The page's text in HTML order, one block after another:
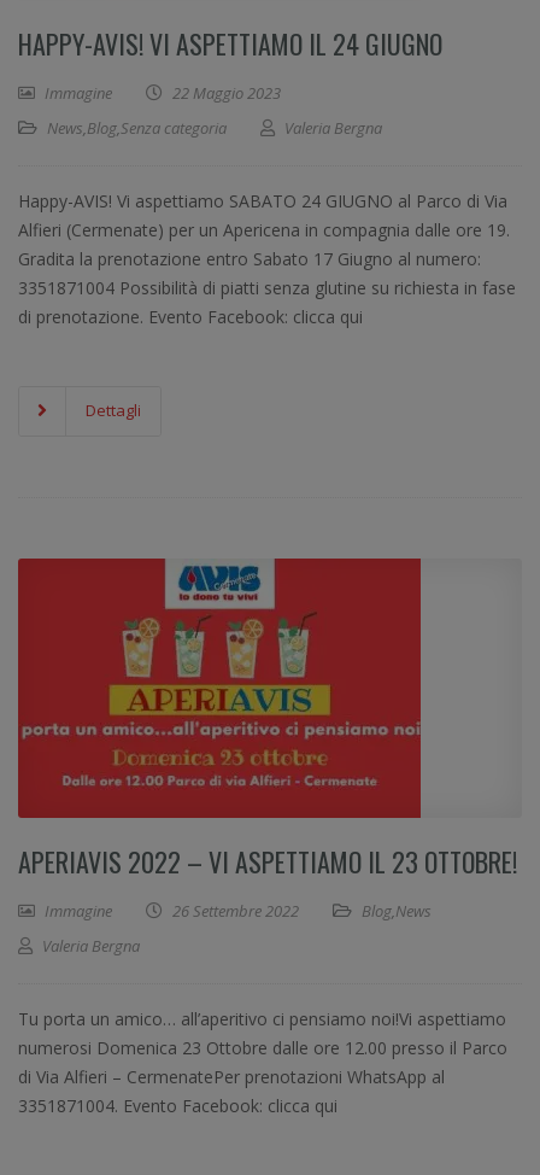
HAPPY-AVIS! VI ASPETTIAMO IL 24 GIUGNO
Immagine
22 Maggio 2023
News,Blog,Senza categoria Valeria Bergna
Happy-AVIS! Vi aspettiamo SABATO 24 GIUGNO al Parco di Via
Alfieri (Cermenate) per un Apericena in compagnia dalle ore 19.
Gradita la prenotazione entro Sabato 17 Giugno al numero:
3351871004 Possibilità di piatti senza glutine su richiesta in fase
di prenotazione. Evento Facebook: clicca qui
Dettagli
APERIAVIS 2022 – VI ASPETTIAMO IL 23 OTTOBRE!
Immagine 26 Settembre 2022 Blog,News
Valeria Bergna
Tu porta un amico… all’aperitivo ci pensiamo noi!Vi aspettiamo
numerosi Domenica 23 Ottobre dalle ore 12.00 presso il Parco
di Via Alfieri – CermenatePer prenotazioni WhatsApp al
3351871004. Evento Facebook: clicca qui